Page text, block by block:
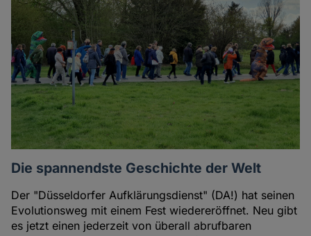
Die spannendste Geschichte der Welt
Der "Düsseldorfer Aufklärungsdienst" (DA!) hat seinen
Evolutionsweg mit einem Fest wiedereröffnet. Neu gibt
es jetzt einen jederzeit von überall abrufbaren